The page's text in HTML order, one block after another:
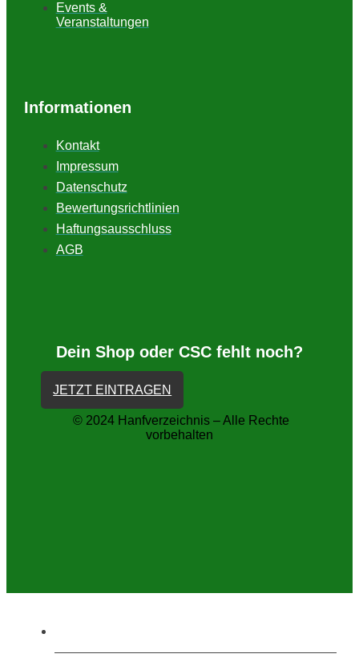
Events &
Veranstaltungen
Informationen
Kontakt
Impressum
Datenschutz
Bewertungsrichtlinien
Haftungsausschluss
AGB
Dein Shop oder CSC fehlt noch?
JETZT EINTRAGEN
© 2024 Hanfverzeichnis – Alle Rechte
vorbehalten